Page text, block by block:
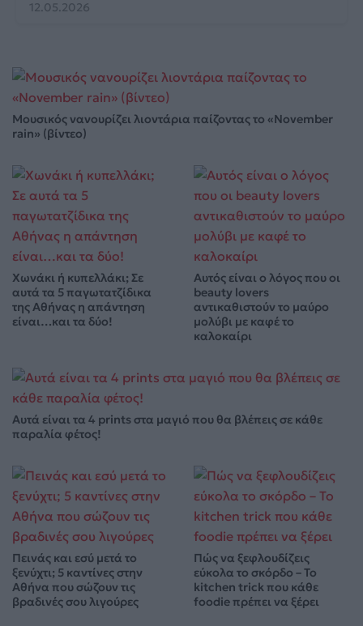
12.05.2026
Μουσικός νανουρίζει λιοντάρια παίζοντας το «November
rain» (βίντεο)
Χωνάκι ή κυπελλάκι; Σε
αυτά τα 5 παγωτατζίδικα
της Αθήνας η απάντηση
είναι…και τα δύο!
Αυτός είναι ο λόγος που οι
beauty lovers
αντικαθιστούν το μαύρο
μολύβι με καφέ το
καλοκαίρι
Αυτά είναι τα 4 prints στα μαγιό που θα βλέπεις σε κάθε
παραλία φέτος!
Πεινάς και εσύ μετά το
ξενύχτι; 5 καντίνες στην
Αθήνα που σώζουν τις
βραδινές σου λιγούρες
Πώς να ξεφλουδίζεις
εύκολα το σκόρδο – Το
kitchen trick που κάθε
foodie πρέπει να ξέρει